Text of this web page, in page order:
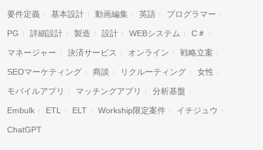
要件定義 基本設計 動画編集 英語 プログラマー
PG 詳細設計 製造 設計 WEBシステム C＃
マネージャー 決済サービス オンライン 戦略立案
SEOマーケティング 商談 リクルーティング 女性
モバイルアプリ マッチングアプリ 分析基盤
Embulk ETL ELT Workship限定案件 イチジュウ
ChatGPT